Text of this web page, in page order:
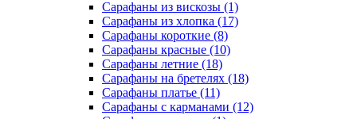
Сарафаны из вискозы (1)
Сарафаны из хлопка (17)
Сарафаны короткие (8)
Сарафаны красные (10)
Сарафаны летние (18)
Сарафаны на бретелях (18)
Сарафаны платье (11)
Сарафаны с карманами (12)